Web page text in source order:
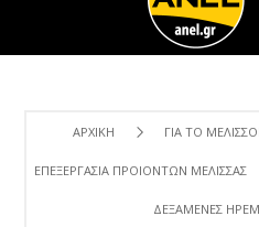
ΑΡΧΙΚΉ ΓΙΑ ΤΟ
ΕΠΕΞΕΡΓΑΣΊΑ ΠΡΟΙΌΝΤΩΝ ΜΈΛΙΣΣΑΣ
ΔΕΞΑΜΕΝΈΣ